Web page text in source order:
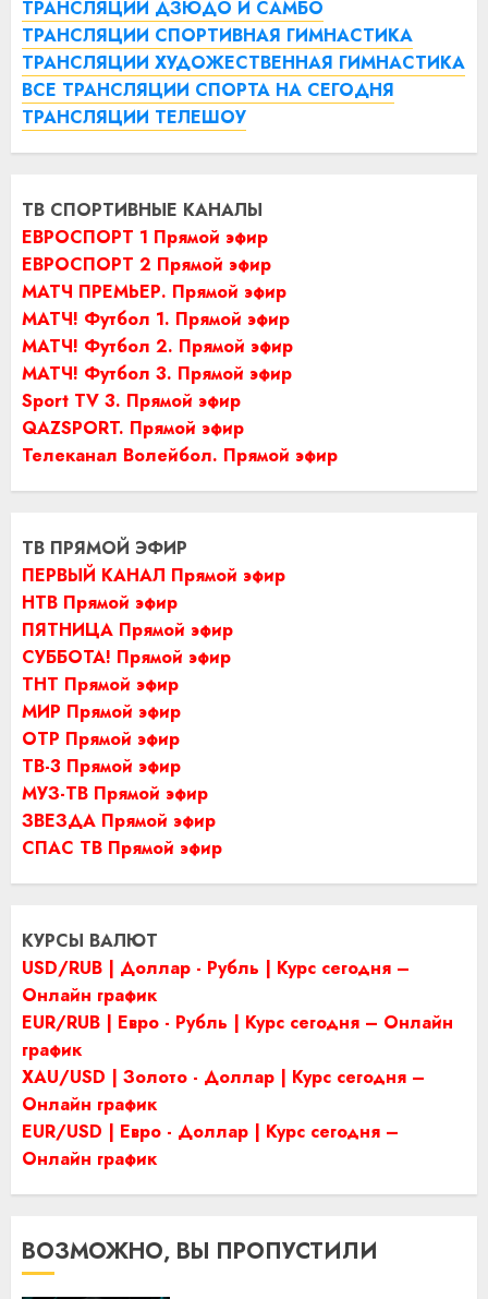
ТРАНСЛЯЦИИ ДЗЮДО И САМБО
ТРАНСЛЯЦИИ СПОРТИВНАЯ ГИМНАСТИКА
ТРАНСЛЯЦИИ ХУДОЖЕСТВЕННАЯ ГИМНАСТИКА
ВСЕ ТРАНСЛЯЦИИ СПОРТА НА СЕГОДНЯ
ТРАНСЛЯЦИИ ТЕЛЕШОУ
ТВ СПОРТИВНЫЕ КАНАЛЫ
ЕВРОСПОРТ 1 Прямой эфир
ЕВРОСПОРТ 2 Прямой эфир
МАТЧ ПРЕМЬЕР. Прямой эфир
МАТЧ! Футбол 1. Прямой эфир
МАТЧ! Футбол 2. Прямой эфир
МАТЧ! Футбол 3. Прямой эфир
Sport TV 3. Прямой эфир
QAZSPORT. Прямой эфир
Телеканал Волейбол. Прямой эфир
ТВ ПРЯМОЙ ЭФИР
ПЕРВЫЙ КАНАЛ Прямой эфир
НТВ Прямой эфир
ПЯТНИЦА Прямой эфир
СУББОТА! Прямой эфир
ТНТ Прямой эфир
МИР Прямой эфир
ОТР Прямой эфир
ТВ-3 Прямой эфир
МУЗ-ТВ Прямой эфир
ЗВЕЗДА Прямой эфир
СПАС ТВ Прямой эфир
КУРСЫ ВАЛЮТ
USD/RUB | Доллар - Рубль | Курс сегодня –
Онлайн график
EUR/RUB | Евро - Рубль | Курс сегодня – Онлайн
график
XAU/USD | Золото - Доллар | Курс сегодня –
Онлайн график
EUR/USD | Евро - Доллар | Курс сегодня –
Онлайн график
ВОЗМОЖНО, ВЫ ПРОПУСТИЛИ